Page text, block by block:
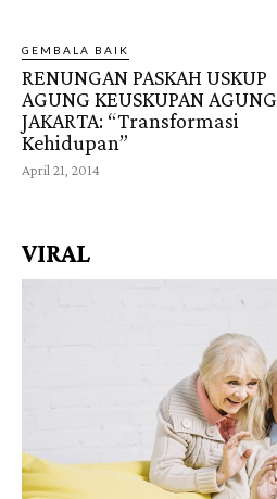
GEMBALA BAIK
RENUNGAN PASKAH USKUP
AGUNG KEUSKUPAN AGUNG
JAKARTA: “Transformasi
Kehidupan”
April 21, 2014
VIRAL